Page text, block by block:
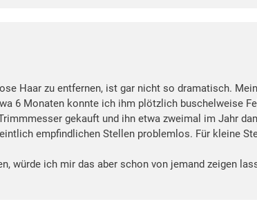
Haar zu entfernen, ist gar nicht so dramatisch.
6 Monaten konnte ich ihm plötzlich buschelweise
gekauft und ihn etwa zweimal im Jahr
empfindlichen Stellen problemlos. Für kleine
würde ich mir das aber schon von jemand zeigen